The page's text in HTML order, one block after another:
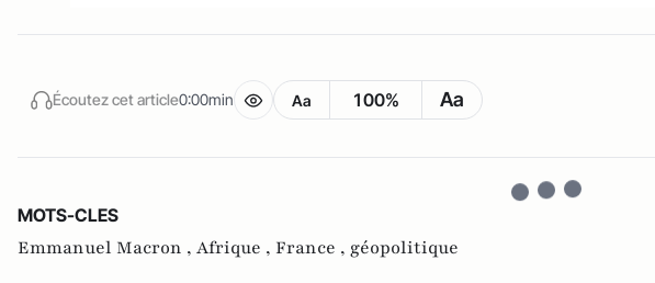
Écoutez cet article0:00min Aa 100% Aa
MOTS-CLES
Emmanuel Macron , Afrique , France , géopolitique